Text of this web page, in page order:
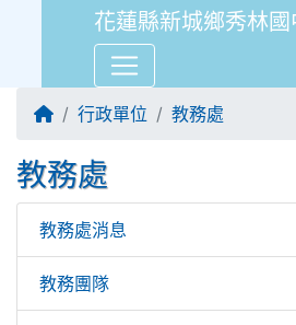
花蓮縣新城鄉秀林
回首頁行政單位 教務處
教務處
教務處消息
教務團隊